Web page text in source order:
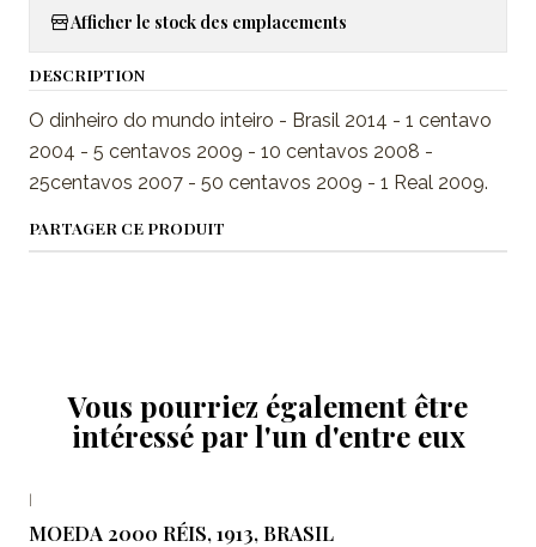
Afficher le stock des emplacements
DESCRIPTION
O dinheiro do mundo inteiro - Brasil 2014 - 1 centavo
2004 - 5 centavos 2009 - 10 centavos 2008 -
25centavos 2007 - 50 centavos 2009 - 1 Real 2009.
PARTAGER CE PRODUIT
Vous pourriez également être
intéressé par l'un d'entre eux
|
MOEDA 2000 RÉIS, 1913, BRASIL